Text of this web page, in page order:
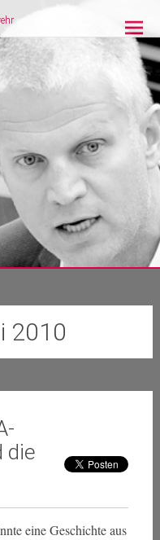
2010
die
eine Geschichte aus